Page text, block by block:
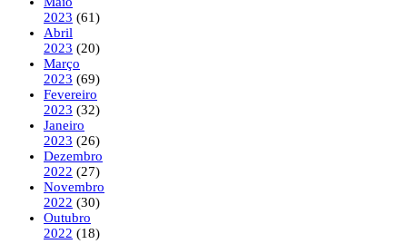
2023 (61)
Abril
2023 (20)
Março
2023 (69)
Fevereiro
2023 (32)
Janeiro
2023 (26)
Dezembro
2022 (27)
Novembro
2022 (30)
Outubro
2022 (18)